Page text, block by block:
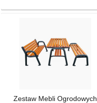
Zestaw Mebli Ogrodowych